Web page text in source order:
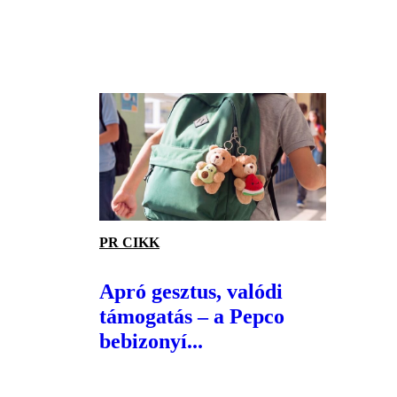
PR CIKK
Apró gesztus, valódi
támogatás – a Pepco
bebizonyí...